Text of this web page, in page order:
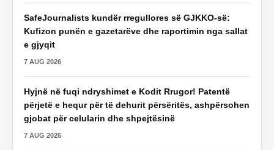
SafeJournalists kundër rregullores së GJKKO-së:
Kufizon punën e gazetarëve dhe raportimin nga sallat
e gjyqit
7 AUG 2026
Hyjnë në fuqi ndryshimet e Kodit Rrugor! Patentë
përjetë e hequr për të dehurit përsëritës, ashpërsohen
gjobat për celularin dhe shpejtësinë
7 AUG 2026